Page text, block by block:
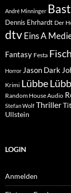
André Minninger
Dennis Ehrhardt Der
dtvEins A
Fantasy Festa
Horror Jason Dark
Krimi Lübbe
Random House Audio
Stefan Wolf Thriller
Ullstein
LOGIN
Anmelden